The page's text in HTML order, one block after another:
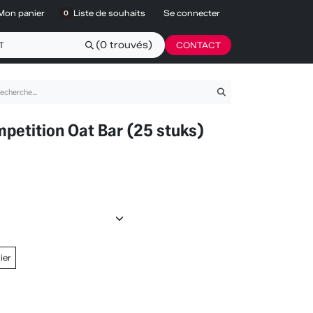
panier 0 Liste de souhaits Se connecter
(0 trouvés) CONTACT
Oat Bar (25 stuks)